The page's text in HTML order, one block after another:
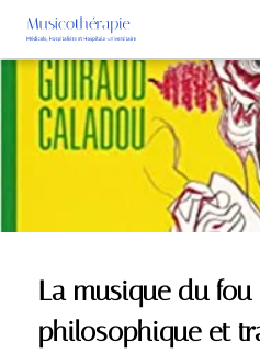
La musique du
philosophique et